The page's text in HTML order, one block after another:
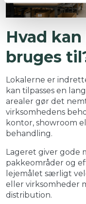
Hvad
bruges
Lokalerne er
kan tilpasses en
arealer gør det
virksomhedens
kontor, showroom
behandling.
Lageret giver gode
pakkeområder og
lejemålet særligt
eller virksomheder
distribution.